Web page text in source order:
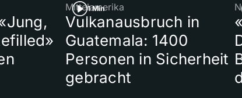
1 Min
Mittelamerika
Vulkanausbruch in
Guatemala: 1400
Personen in Sicherheit
gebracht